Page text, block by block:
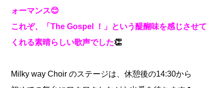
ォーマンス😊
これぞ、「The Gospel ！」という醍醐味を感じさせて
くれる素晴らしい歌声でした👏
Milky way Choir のステージは、休憩後の14:30から